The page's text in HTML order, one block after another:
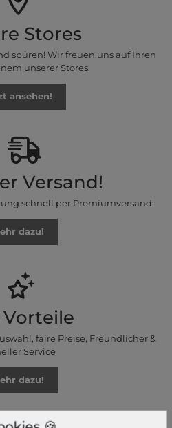
Stores
spüren! Wir freuen uns auf Ihren
unserer Stores.
ansehen!
Versand!
schnell per Premiumversand.
dazu!
faire Preise, Freundlicher &
Service
dazu!